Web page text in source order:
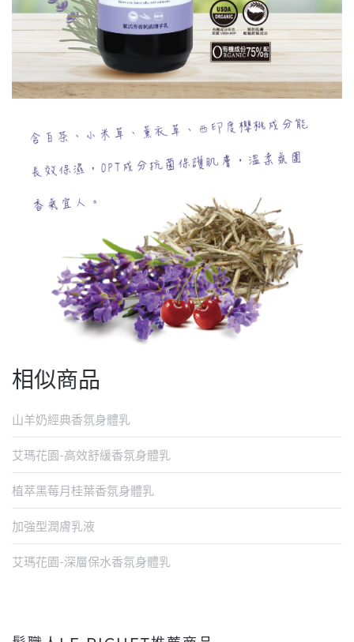
相似商品
山羊奶經典香氛身體乳
艾瑪花園-高效舒緩香氛身體乳
植萃黑莓月桂葉香氛身體乳
加強型潤膚乳液
艾瑪花園-深層保水香氛身體乳